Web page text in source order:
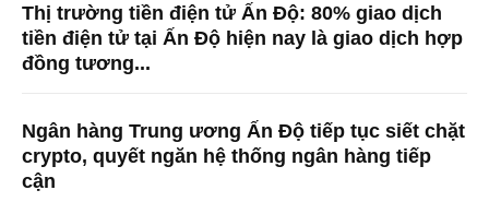
Thị trường tiền điện tử Ấn Độ: 80% giao dịch
tiền điện tử tại Ấn Độ hiện nay là giao dịch hợp
đồng tương...
Ngân hàng Trung ương Ấn Độ tiếp tục siết chặt
crypto, quyết ngăn hệ thống ngân hàng tiếp
cận